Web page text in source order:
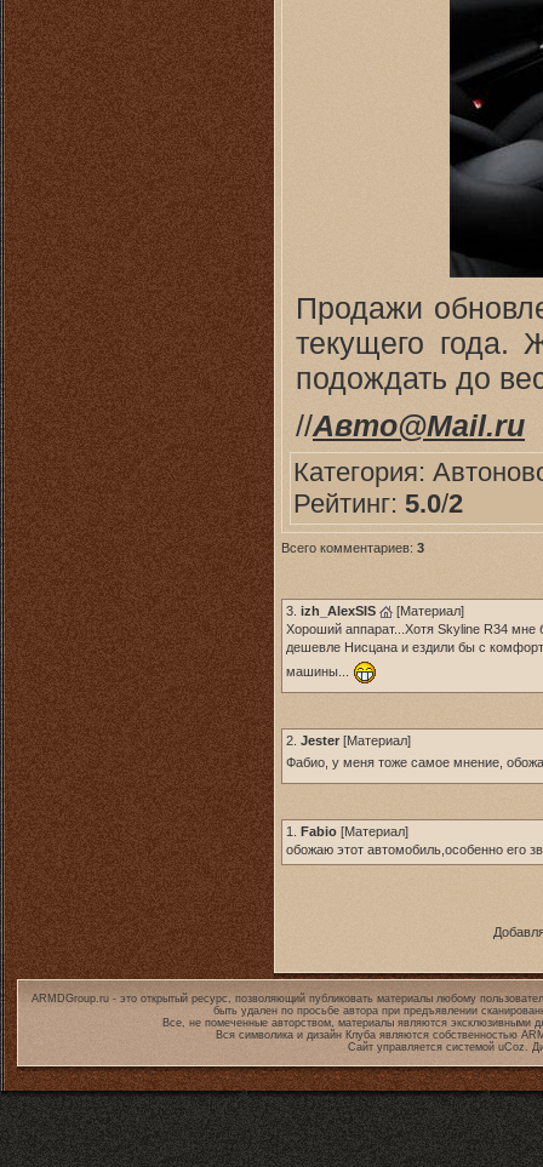
Продажи
текущего года.
подождать до
//Авто@Mail.ru
Категория:
Рейтинг: 5.0/2
Всего комментариев: 3
3. izh_AlexSIS [Материал]
Хороший аппарат...Хотя Skyline R34
дешевле Нисцана и ездили бы с
машины...
2. Jester [Материал]
Фабио, у меня тоже самое мнение,
1. Fabio [Материал]
обожаю этот автомобиль,особенно его
ARMDGroup.ru - это открытый ресурс, позволяющий публиковать материалы любому
быть удален по просьбе автора при предъявлении
Все, не помеченные авторством, материалы являются эксклюзивными
Вся символика и дизайн Клуба являются собственностью
Сайт управляется системой uCoz.